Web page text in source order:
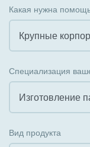
Какая нужна
Крупные
Внедрение
Интеграция с
Специализация
Вид продукта